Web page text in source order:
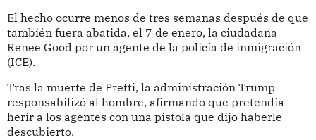
El hecho ocurre menos de tres semanas después de que
también fuera abatida, el 7 de enero, la ciudadana
Renee Good por un agente de la policía de inmigración
(ICE).
Tras la muerte de Pretti, la administración Trump
responsabilizó al hombre, afirmando que pretendía
herir a los agentes con una pistola que dijo haberle
descubierto.